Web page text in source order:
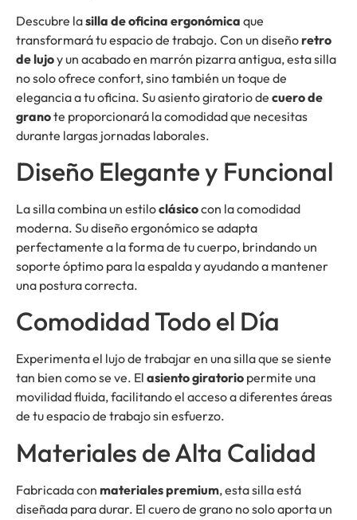
Descubre lasilla de oficina ergonómica que
transformará tu espacio de trabajo. Con un diseñoretro
de lujoy un acabado en marrón pizarra antigua, esta silla
no solo ofrece confort, sino también un toque de
elegancia a tu oficina. Su asiento giratorio de cuero de
granote proporcionará la comodidad que necesitas
durante largas jornadas laborales.
Diseño Elegante y Funcional
La silla combina un estiloclásicocon la comodidad
moderna. Su diseño ergonómico se adapta
perfectamente a la forma de tu cuerpo, brindando un
soporte óptimo para la espalda y ayudando a mantener
una postura correcta.
Comodidad Todo el Día
Experimenta el lujo de trabajar en una silla que se siente
tan bien como se ve. El asiento giratorio permite una
movilidad fluida, facilitando el acceso a diferentes áreas
de tu espacio de trabajo sin esfuerzo.
Materiales de Alta Calidad
Fabricada con materiales premium, esta silla está
diseñada para durar. El cuero de grano no solo aporta un